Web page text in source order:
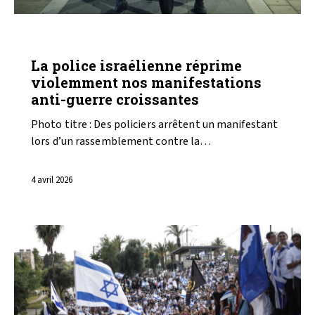
La police israélienne réprime
violemment nos manifestations
anti-guerre croissantes
Photo titre : Des policiers arrêtent un manifestant
lors d’un rassemblement contre la…
4 avril 2026